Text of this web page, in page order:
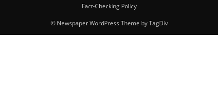
Fact-Checking Policy
© Newspaper WordPress Theme by TagDiv